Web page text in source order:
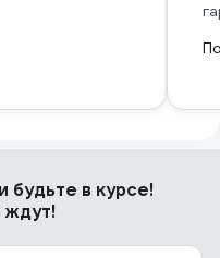
будьте в курсе!
ждут!